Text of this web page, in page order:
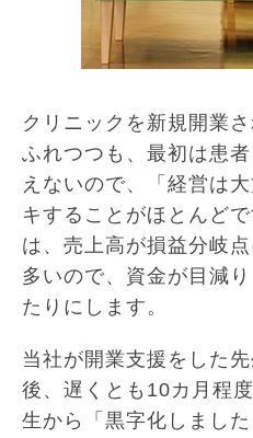
クリニックを新規開業
ふれつつも、最初は患
えないので、「経営は
キすることがほとんど
は、売上高が損益分岐
多いので、資金が目減
たりにします。
当社が開業支援をした
後、遅くとも10カ月程
生から「黒字化しまし